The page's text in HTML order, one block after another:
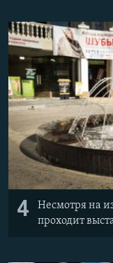
4
Несмотря на
проходит